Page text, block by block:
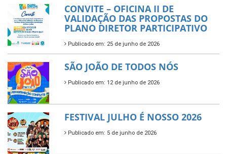
CONVITE – OFICINA II DE
VALIDAÇÃO DAS PROPOSTAS DO
PLANO DIRETOR PARTICIPATIVO
Publicado em: 25 de junho de 2026
SÃO JOÃO DE TODOS NÓS
Publicado em: 12 de junho de 2026
FESTIVAL JULHO É NOSSO 2026
Publicado em: 5 de junho de 2026